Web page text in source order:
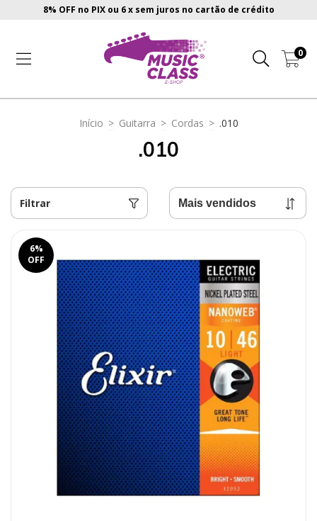
8% OFF no PIX ou 6 x sem juros no cartão de crédito
0
Início > Guitarra > Cordas > .010
.010
Filtrar
6%
OFF